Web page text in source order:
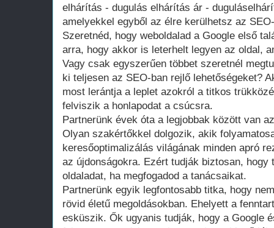
elhárítás - dugulás elhárítás ár -
amelyekkel egyből az élre kerülhetsz az
Szeretnéd, hogy weboldalad a Google első
arra, hogy akkor is leterhelt legyen az oldal,
Vagy csak egyszerűen többet szeretnél
ki teljesen az SEO-ban rejlő lehetőségeket?
most lerántja a leplet azokról a titkos
felviszik a honlapodat a csúcsra.
Partnerünk évek óta a legjobbak között van
Olyan szakértőkkel dolgozik, akik
keresőoptimalizálás világának minden apró
az újdonságokra. Ezért tudják biztosan,
oldaladat, ha megfogadod a tanácsaikat.
Partnerünk egyik legfontosabb titka, hogy
rövid életű megoldásokban. Ehelyett a
esküszik. Ők ugyanis tudják, hogy a Google